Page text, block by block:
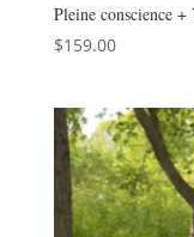
Pleine conscience
$159.00